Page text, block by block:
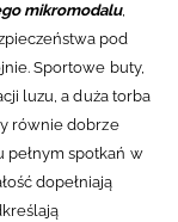
mikromodalu,
pod
Sportowe buty,
luzu, a duża torba
równie dobrze
pełnym spotkań w
dopełniają